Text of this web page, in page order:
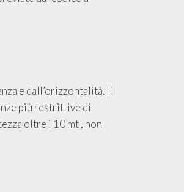
e dall’orizzontalità. Il
più restrittive di
oltre i 10 mt , non